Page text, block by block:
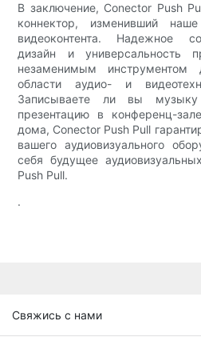
В заключение, Conector Push
коннектор, изменивший
видеоконтента. Надежное
дизайн и универсальность
незаменимым инструментом
области аудио- и
Записываете ли вы
презентацию в конференц-
дома, Conector Push Pull
вашего аудиовизуального
себя будущее
Push Pull.
.
Свяжись с нами